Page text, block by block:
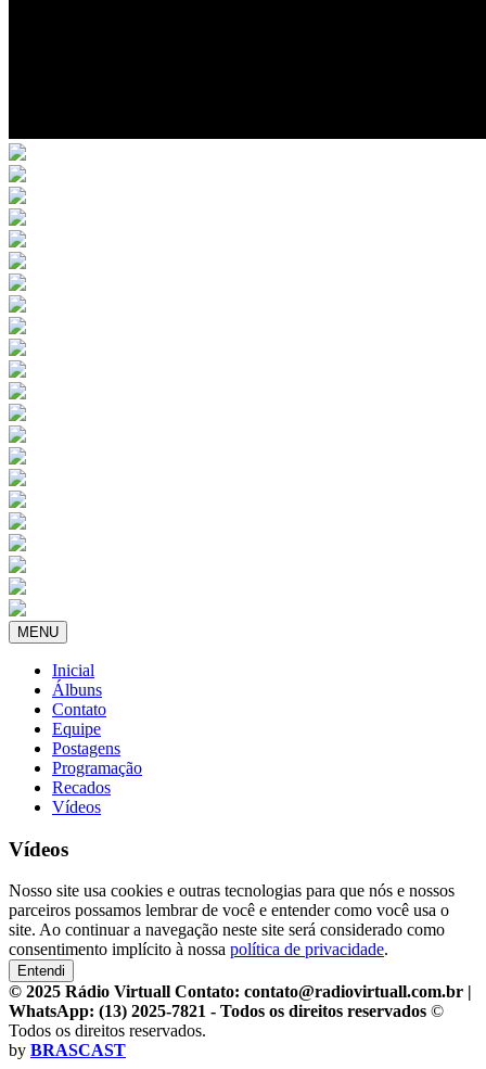
MENU
Inicial
Álbuns
Contato
Equipe
Postagens
Programação
Recados
Vídeos
Vídeos
Nosso site usa cookies e outras tecnologias para que nós e nossos
parceiros possamos lembrar de você e entender como você usa o
site. Ao continuar a navegação neste site será considerado como
consentimento implícito à nossa política de privacidade.
Entendi
© 2025 Rádio Virtuall Contato: contato@radiovirtuall.com.br |
WhatsApp: (13) 2025-7821 - Todos os direitos reservados ©
Todos os direitos reservados.
by BRASCAST